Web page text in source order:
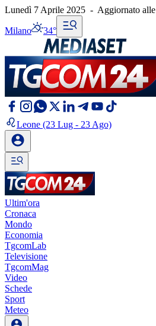
Lunedì 7 Aprile 2025 - Aggiornato alle
Milano 34°
Leone (23 Lug - 23 Ago)
Ultim'ora
Cronaca
Mondo
Economia
TgcomLab
Televisione
TgcomMag
Video
Schede
Sport
Meteo